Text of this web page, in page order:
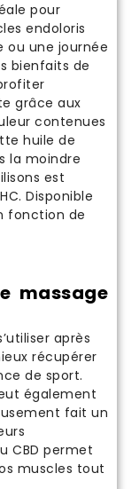
pour
endoloris
ou une journée
bienfaits de
grâce aux
contenues
huile de
la moindre
est
Disponible
fonction de
massage
après
récupérer
de sport.
également
fait un
CBD permet
muscles tout